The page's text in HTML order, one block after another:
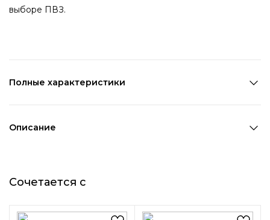
выборе ПВЗ.
Полные характеристики
Декоративный элемент 1:
Описание
образов. В наборе есть кольца как в базовых цветах
пластика (пастельно-розовое, пастельно-зеленое,
Сочетается с